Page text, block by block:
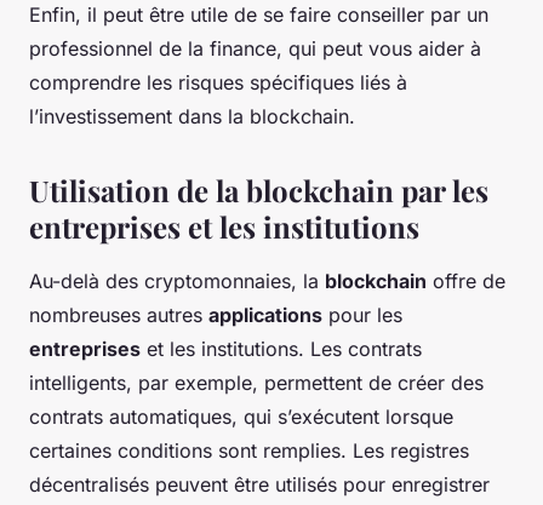
Enfin, il peut être utile de se faire conseiller par un
professionnel de la finance, qui peut vous aider à
comprendre les risques spécifiques liés à
l’investissement dans la blockchain.
Utilisation de la blockchain par les
entreprises et les institutions
Au-delà des cryptomonnaies, la blockchain offre de
nombreuses autres applications pour les
entreprises et les institutions. Les contrats
intelligents, par exemple, permettent de créer des
contrats automatiques, qui s’exécutent lorsque
certaines conditions sont remplies. Les registres
décentralisés peuvent être utilisés pour enregistrer